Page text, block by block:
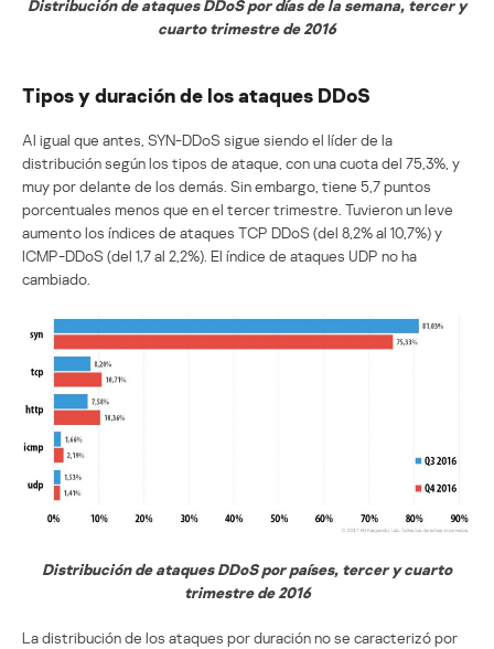
Distribución de ataques DDoS por días de la semana, tercer y
cuarto trimestre de 2016
Tipos y duración de los ataques DDoS
Al igual que antes, SYN-DDoS sigue siendo el líder de la
distribución según los tipos de ataque, con una cuota del 75,3%, y
muy por delante de los demás. Sin embargo, tiene 5,7 puntos
porcentuales menos que en el tercer trimestre. Tuvieron un leve
aumento los índices de ataques TCP DDoS (del 8,2% al 10,7%) y
ICMP-DDoS (del 1,7 al 2,2%). El índice de ataques UDP no ha
cambiado.
Distribución de ataques DDoS por países, tercer y cuarto
trimestre de 2016
La distribución de los ataques por duración no se caracterizó por